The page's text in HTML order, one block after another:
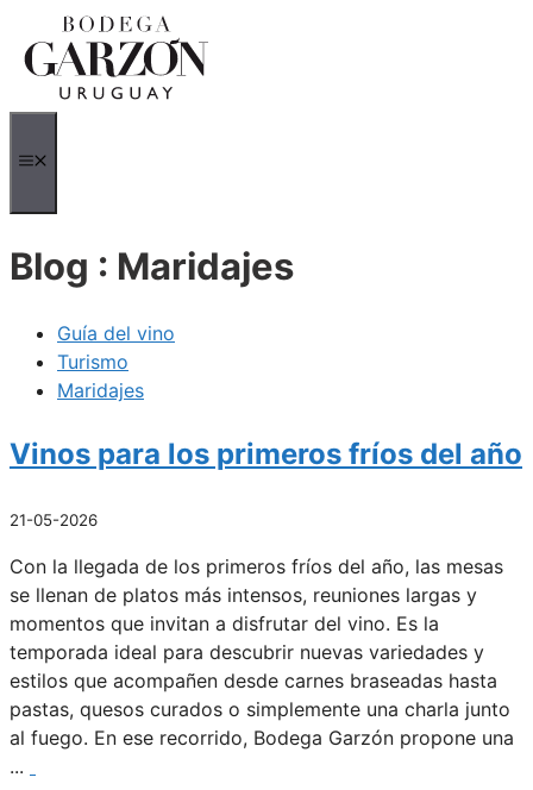
contenido
Blog : Maridajes
Guía del vino
Turismo
Maridajes
Vinos para los primeros fríos del año
21-05-2026
Con la llegada de los primeros fríos del año, las mesas
se llenan de platos más intensos, reuniones largas y
momentos que invitan a disfrutar del vino. Es la
temporada ideal para descubrir nuevas variedades y
estilos que acompañen desde carnes braseadas hasta
pastas, quesos curados o simplemente una charla junto
al fuego. En ese recorrido, Bodega Garzón propone una
...